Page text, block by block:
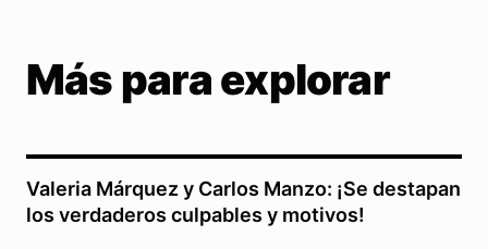
Más para explorar
Valeria Márquez y Carlos Manzo: ¡Se destapan
los verdaderos culpables y motivos!